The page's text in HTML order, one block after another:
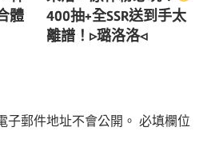
體
400抽+全SSR送到手太
離譜！▹璐洛洛◃
子郵件地址不會公開。 必填欄位